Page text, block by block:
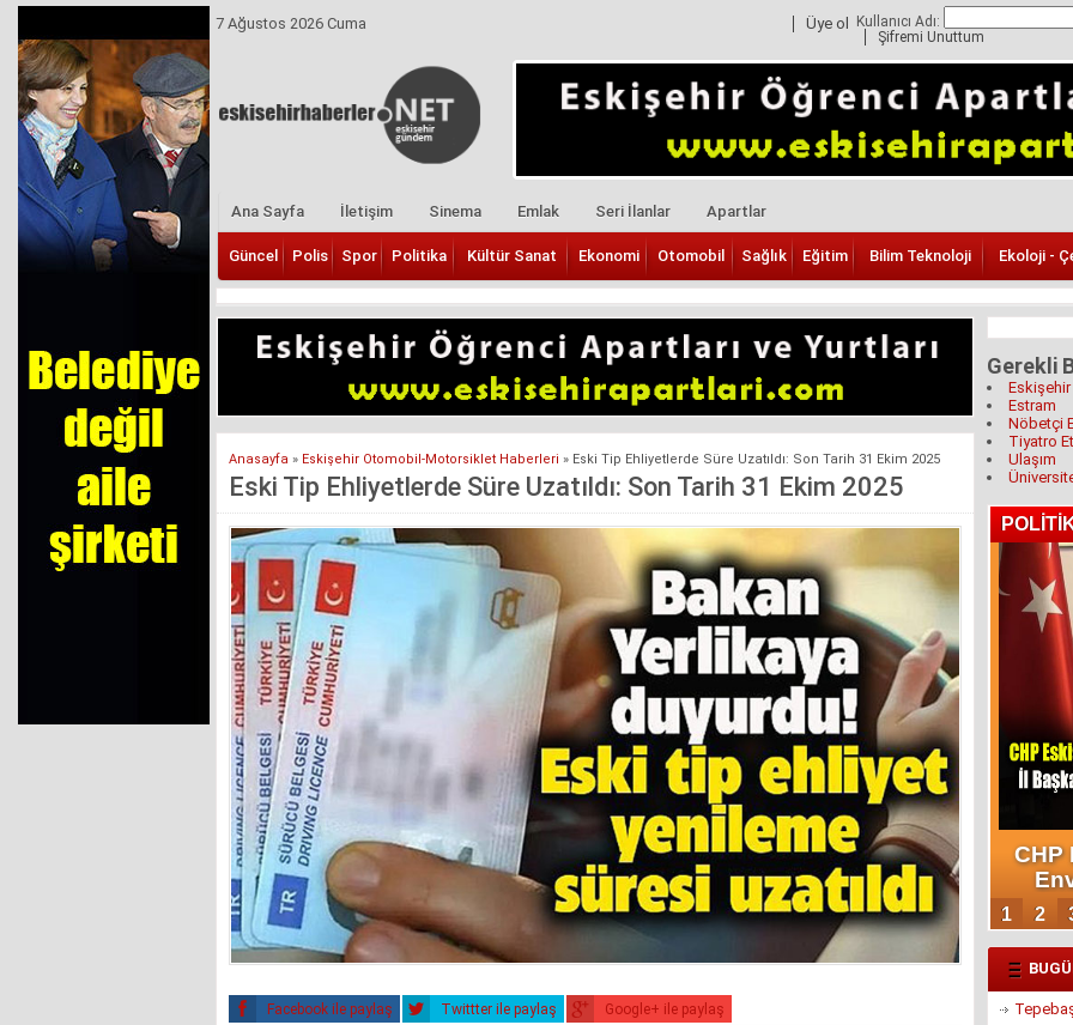
7 Ağustos 2026 Cuma Üye ol Kullanıcı Adı:
Şifremi Unuttum
Ana Sayfa İletişim Sinema Emlak Seri İlanlar Apartlar
Güncel Polis Spor Politika Kültür Sanat Ekonomi Otomobil Sağlık Eğitim Bilim Teknoloji Ekoloji -
Anasayfa » Eskişehir Otomobil-Motorsiklet Haberleri » Eski Tip Ehliyetlerde Süre Uzatıldı: Son Tarih 31 Ekim 2025
Eski Tip Ehliyetlerde Süre Uzatıldı: Son Tarih 31 Ekim 2025
Facebook ile paylaş Twittter ile paylaş Google+ ile paylaş
Gerekli
Estram
Nöbetçi
Tiyatro
Ulaşım